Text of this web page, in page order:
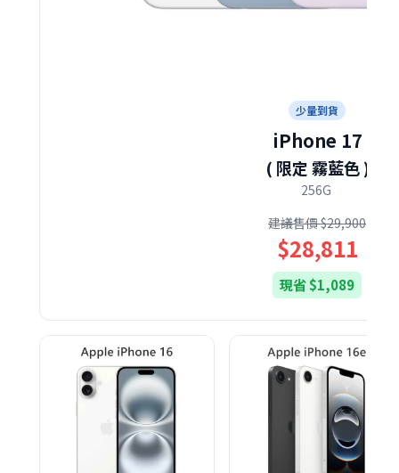
少量到貨
iPhone 17
( 限定 霧藍色 )
256G
建議售價 $29,900
$28,811
現省 $1,089